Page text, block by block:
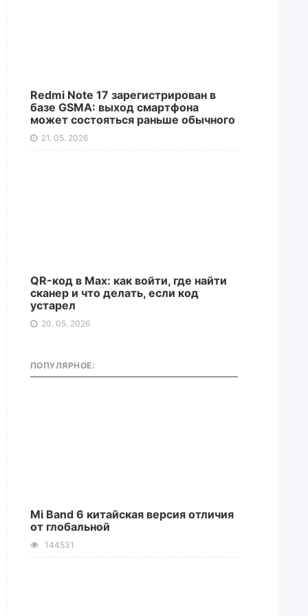
Redmi Note 17 зарегистрирован в
базе GSMA: выход смартфона
может состояться раньше обычного
21. 05. 2026
QR-код в Max: как войти, где найти
сканер и что делать, если код
устарел
20. 05. 2026
ПОПУЛЯРНОЕ:
Mi Band 6 китайская версия отличия
от глобальной
144531